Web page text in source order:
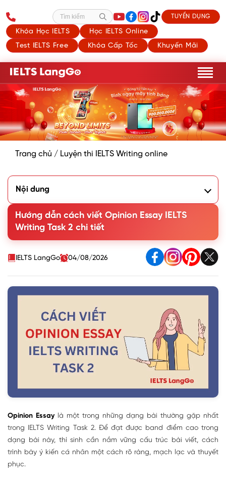
Khóa Học IELTS
Học IELTS Online
Test IELTS Free
Khóa Cấp Tốc Khuyến Mãi
Tìm kiếm TUYỂN DỤNG
Trang chủ / Luyện thi IELTS Writing online
Nội dung
2. Cách viết dạng bài Opinion Essay IELTS Writing Task 2
3. Từ vựng hữu ích khi viết Opinion Essay IELTS Writing Task
2
4. Một số lưu ý khi viết dạng Opinion Essay IELTS Writing
5. Bài mẫu Opinion Essay IELTS Writing Task 2
Hướng dẫn cách viết Opinion Essay IELTS
Writing Task 2 chi tiết
IELTS LangGo 04/08/2026
Opinion Essaylà một trong những dạng bài thường gặp nhất
trong IELTS Writing Task 2. Để đạt được band điểm cao trong
dạng bài này, thí sinh cần nắm vững cấu trúc bài viết, cách
trình bày ý kiến cá nhân một cách rõ ràng, mạch lạc và thuyết
phục.